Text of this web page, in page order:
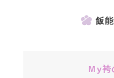
飯
My袴